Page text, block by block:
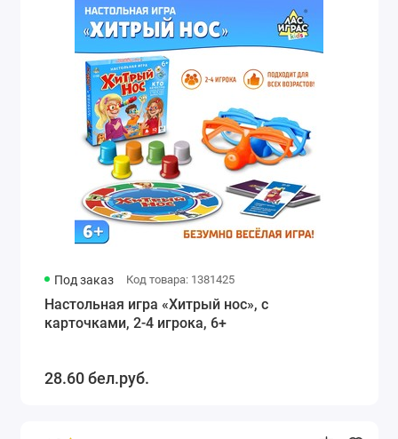
Под заказ Код товара: 1381425
Настольная игра «Хитрый нос», с
карточками, 2-4 игрока, 6+
28.60 бел.руб.